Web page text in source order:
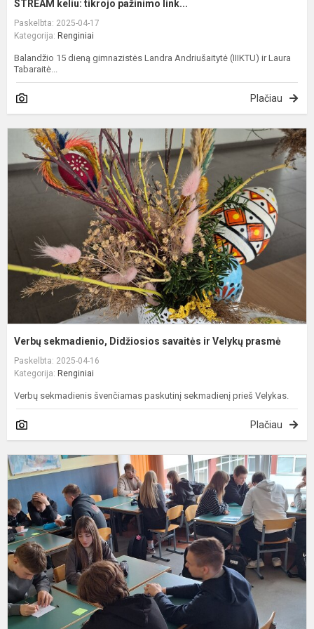
STREAM keliu: tikrojo pažinimo link...
Paskelbta: 2025-04-17
Kategorija: Renginiai
Balandžio 15 dieną gimnazistės Landra Andriušaitytė (IIIKTU) ir Laura
Tabaraitė...
Plačiau
Verbų sekmadienio, Didžiosios savaitės ir Velykų prasmė
Paskelbta: 2025-04-16
Kategorija: Renginiai
Verbų sekmadienis švenčiamas paskutinį sekmadienį prieš Velykas.
Plačiau